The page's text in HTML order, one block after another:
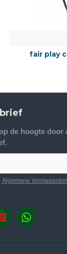
fair play
de hoogte door
Algemene Voorwaarden